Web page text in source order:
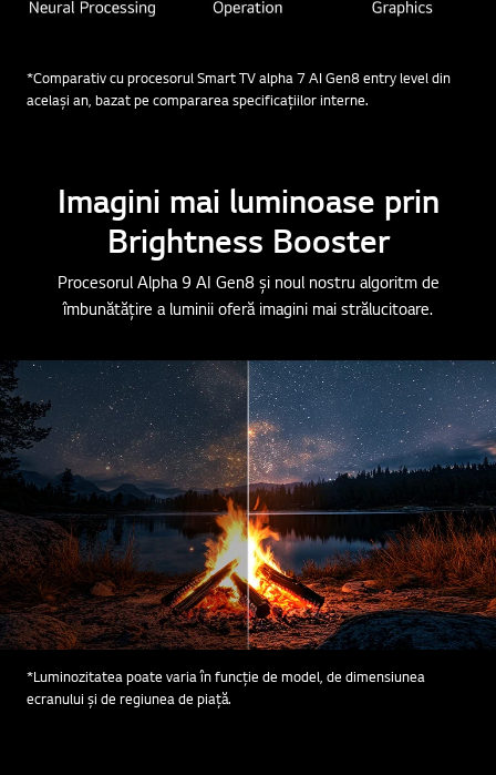
*Comparativ cu procesorul Smart TV alpha 7 AI Gen8 entry level din
același an, bazat pe compararea specificațiilor interne.
Imagini mai luminoase prin
Brightness Booster
Procesorul Alpha 9 AI Gen8 și noul nostru algoritm de
îmbunătățire a luminii oferă imagini mai strălucitoare.
*Luminozitatea poate varia în funcție de model, de dimensiunea
ecranului și de regiunea de piață.